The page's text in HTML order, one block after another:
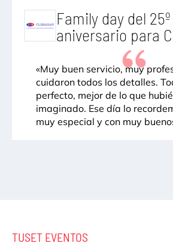
Family day del 25º
aniversario para
«Muy buen servicio, muy
cuidaron todos los detalles.
perfecto, mejor de lo que
imaginado. Ese día lo
muy especial y con muy
TUSET EVENTOS